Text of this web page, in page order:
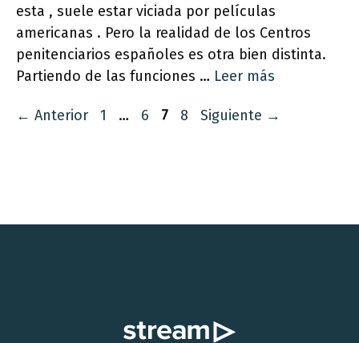
esta , suele estar viciada por películas
americanas . Pero la realidad de los Centros
penitenciarios españoles es otra bien distinta.
Partiendo de las funciones … Leer más
← Anterior Página
1 … Página
6 Página
7 Página
8 Siguiente →